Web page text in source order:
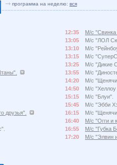
программа на неделю: вся
друзья".
12:35
М/с
13:05
М/с "ЛОЛ
13:10
М/с
13:15
М/с
13:25
М/с "Дикие
13:55
М/с
14:20
М/с
14:50
М/с "Хеллоу
15:15
М/с "Блуи".
15:45
М/с "Эбби
16:15
М/с
16:40
М/с "Огги и
16:55
М/с "Губка
17:20
М/с "Элвин